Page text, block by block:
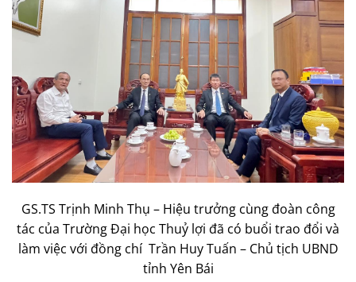
GS.TS Trịnh Minh Thụ – Hiệu trưởng cùng đoàn công
tác của Trường Đại học Thuỷ lợi đã có buổi trao đổi và
làm việc với đồng chí Trần Huy Tuấn – Chủ tịch UBND
tỉnh Yên Bái